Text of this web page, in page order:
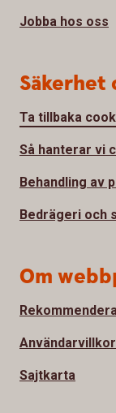
Jobba hos oss
Ta tillbaka
Så hanterar vi
Behandling av
Bedrägeri och
Om
Användarvillkor
Sajtkarta